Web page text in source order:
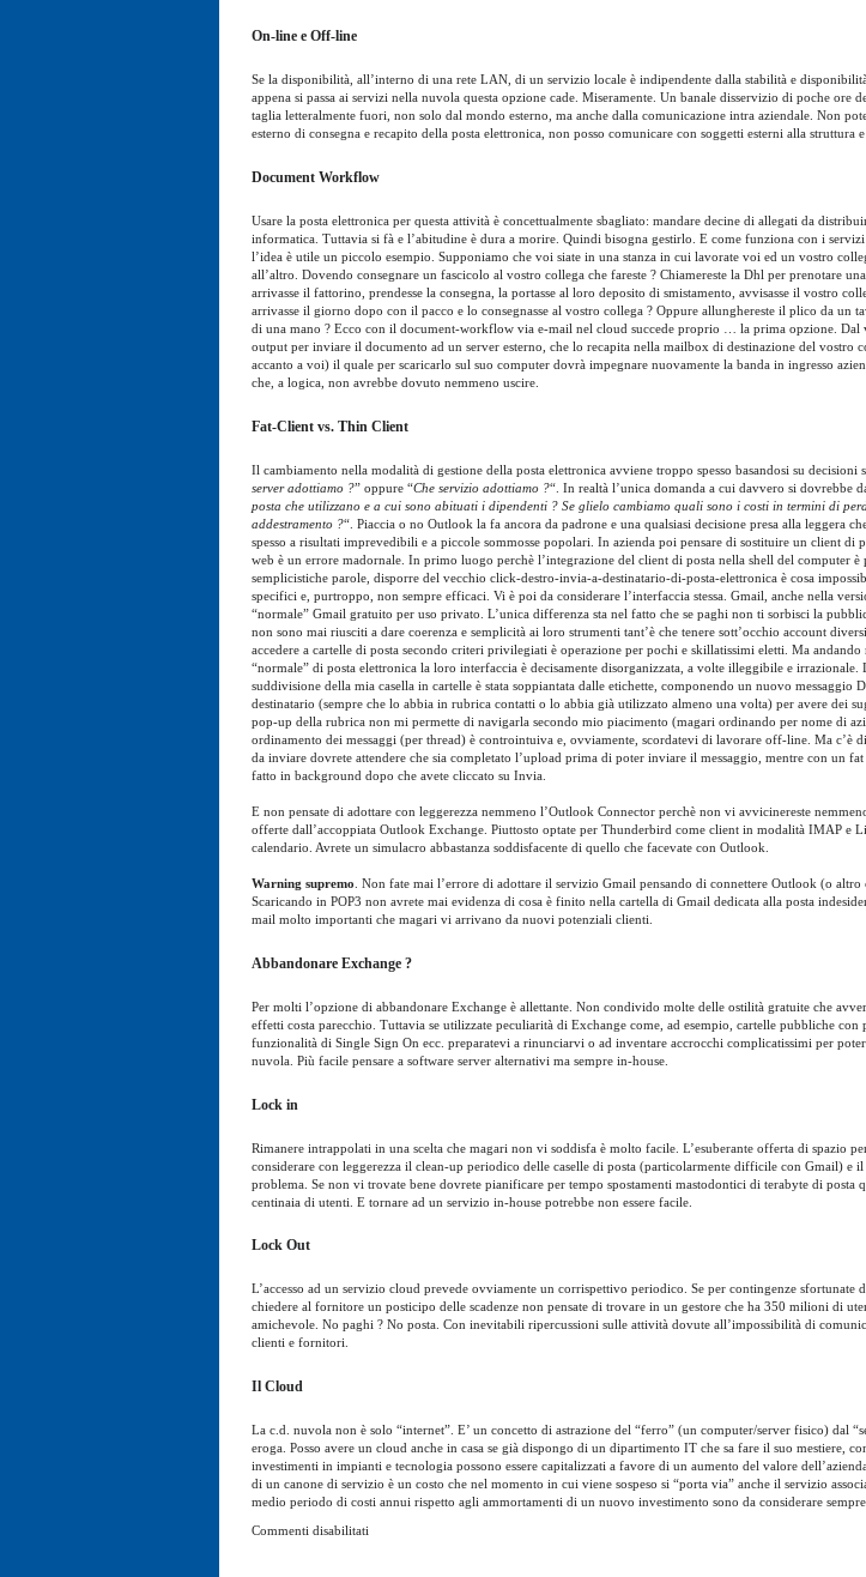
On-line e Off-line
Se la disponibilità, all’interno di una rete LAN, di un servizio locale è indipendente dalla stabilità e
appena si passa ai servizi nella nuvola questa opzione cade. Miseramente. Un banale disservizio di poche ore
taglia letteralmente fuori, non solo dal mondo esterno, ma anche dalla comunicazione intra aziendale. Non
esterno di consegna e recapito della posta elettronica, non posso comunicare con soggetti esterni alla struttura
Document Workflow
Usare la posta elettronica per questa attività è concettualmente sbagliato: mandare decine di allegati da
informatica. Tuttavia si fà e l’abitudine è dura a morire. Quindi bisogna gestirlo. E come funziona con i servizi
l’idea è utile un piccolo esempio. Supponiamo che voi siate in una stanza in cui lavorate voi ed un vostro
all’altro. Dovendo consegnare un fascicolo al vostro collega che fareste ? Chiamereste la Dhl per prenotare una
arrivasse il fattorino, prendesse la consegna, la portasse al loro deposito di smistamento, avvisasse il vostro
arrivasse il giorno dopo con il pacco e lo consegnasse al vostro collega ? Oppure allunghereste il plico da un
di una mano ? Ecco con il document-workflow via e-mail nel cloud succede proprio … la prima opzione. Dal
output per inviare il documento ad un server esterno, che lo recapita nella mailbox di destinazione del vostro
accanto a voi) il quale per scaricarlo sul suo computer dovrà impegnare nuovamente la banda in ingresso
che, a logica, non avrebbe dovuto nemmeno uscire.
Fat-Client vs. Thin Client
Il cambiamento nella modalità di gestione della posta elettronica avviene troppo spesso basandosi su decisioni
server adottiamo ?” oppure “Che servizio adottiamo ?“. In realtà l’unica domanda a cui davvero si dovrebbe
posta che utilizzano e a cui sono abituati i dipendenti ? Se glielo cambiamo quali sono i costi in termini di
addestramento ?“. Piaccia o no Outlook la fa ancora da padrone e una qualsiasi decisione presa alla leggera
spesso a risultati imprevedibili e a piccole sommosse popolari. In azienda poi pensare di sostituire un client di
web è un errore madornale. In primo luogo perchè l’integrazione del client di posta nella shell del computer
semplicistiche parole, disporre del vecchio click-destro-invia-a-destinatario-di-posta-elettronica è cosa
specifici e, purtroppo, non sempre efficaci. Vi è poi da considerare l’interfaccia stessa. Gmail, anche nella
“normale” Gmail gratuito per uso privato. L’unica differenza sta nel fatto che se paghi non ti sorbisci la
non sono mai riusciti a dare coerenza e semplicità ai loro strumenti tant’è che tenere sott’occhio account
accedere a cartelle di posta secondo criteri privilegiati è operazione per pochi e skillatissimi eletti. Ma
“normale” di posta elettronica la loro interfaccia è decisamente disorganizzata, a volte illeggibile e irrazionale.
suddivisione della mia casella in cartelle è stata soppiantata dalle etichette, componendo un nuovo messaggio
destinatario (sempre che lo abbia in rubrica contatti o lo abbia già utilizzato almeno una volta) per avere dei
pop-up della rubrica non mi permette di navigarla secondo mio piacimento (magari ordinando per nome di
ordinamento dei messaggi (per thread) è controintuiva e, ovviamente, scordatevi di lavorare off-line. Ma c’è
da inviare dovrete attendere che sia completato l’upload prima di poter inviare il messaggio, mentre con un
fatto in background dopo che avete cliccato su Invia.
E non pensate di adottare con leggerezza nemmeno l’Outlook Connector perchè non vi avvicinereste
offerte dall’accoppiata Outlook Exchange. Piuttosto optate per Thunderbird come client in modalità IMAP e
calendario. Avrete un simulacro abbastanza soddisfacente di quello che facevate con Outlook.
Warning supremo . Non fate mai l’errore di adottare il servizio Gmail pensando di connettere Outlook (o altro
Scaricando in POP3 non avrete mai evidenza di cosa è finito nella cartella di Gmail dedicata alla posta
mail molto importanti che magari vi arrivano da nuovi potenziali clienti.
Abbandonare Exchange ?
Per molti l’opzione di abbandonare Exchange è allettante. Non condivido molte delle ostilità gratuite che
effetti costa parecchio. Tuttavia se utilizzate peculiarità di Exchange come, ad esempio, cartelle pubbliche con
funzionalità di Single Sign On ecc. preparatevi a rinunciarvi o ad inventare accrocchi complicatissimi per
nuvola. Più facile pensare a software server alternativi ma sempre in-house.
Lock in
Rimanere intrappolati in una scelta che magari non vi soddisfa è molto facile. L’esuberante offerta di spazio
considerare con leggerezza il clean-up periodico delle caselle di posta (particolarmente difficile con Gmail) e
problema. Se non vi trovate bene dovrete pianificare per tempo spostamenti mastodontici di terabyte di posta
centinaia di utenti. E tornare ad un servizio in-house potrebbe non essere facile.
Lock Out
L’accesso ad un servizio cloud prevede ovviamente un corrispettivo periodico. Se per contingenze sfortunate
chiedere al fornitore un posticipo delle scadenze non pensate di trovare in un gestore che ha 350 milioni di
amichevole. No paghi ? No posta. Con inevitabili ripercussioni sulle attività dovute all’impossibilità di
clienti e fornitori.
Il Cloud
La c.d. nuvola non è solo “internet”. E’ un concetto di astrazione del “ferro” (un computer/server fisico) dal
eroga. Posso avere un cloud anche in casa se già dispongo di un dipartimento IT che sa fare il suo mestiere,
investimenti in impianti e tecnologia possono essere capitalizzati a favore di un aumento del valore
di un canone di servizio è un costo che nel momento in cui viene sospeso si “porta via” anche il servizio
medio periodo di costi annui rispetto agli ammortamenti di un nuovo investimento sono da considerare
Commenti disabilitati